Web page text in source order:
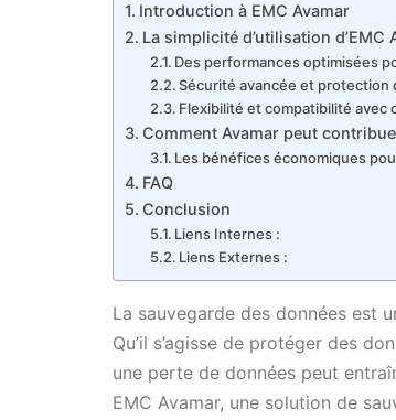
Introduction à EMC Avamar
La simplicité d’utilisation d’EMC
Des performances optimisées
Sécurité avancée et protection
Flexibilité et compatibilité avec
Comment Avamar peut
Les bénéfices économiques
FAQ
Conclusion
Liens Internes :
Liens Externes :
La sauvegarde des données est
Qu’il s’agisse de protéger des
une perte de données peut
EMC Avamar, une solution de